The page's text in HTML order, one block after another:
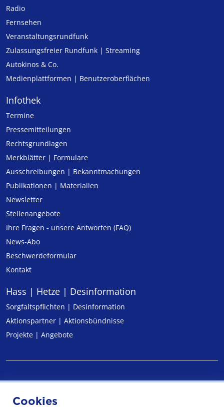
Radio
Fernsehen
Veranstaltungsrundfunk
Zulassungs­freier Rund­funk | Streaming
Autokinos & Co.
Medienplattformen | Benutzeroberflächen
Infothek
Termine
Pressemitteilungen
Rechtsgrundlagen
Merkblätter | Formulare
Ausschreibungen | Bekanntmachungen
Publikationen | Materialien
Newsletter
Stellenangebote
Ihre Fragen - unsere Antworten (FAQ)
News-Abo
Beschwerdeformular
Kontakt
Hass | Hetze | Desinformation
Sorgfaltspflichten | Desinformation
Aktionspartner | Aktionsbündnisse
Projekte | Angebote
Cookies